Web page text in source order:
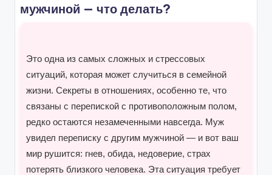
мужчиной — что делать?
Это одна из самых сложных и стрессовых
ситуаций, которая может случиться в семейной
жизни. Секреты в отношениях, особенно те, что
связаны с перепиской с противоположным полом,
редко остаются незамеченными навсегда. Муж
увидел переписку с другим мужчиной — и вот ваш
мир рушится: гнев, обида, недоверие, страх
потерять близкого человека. Эта ситуация требует